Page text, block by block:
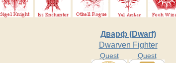
Дварф (Dwarf)
Dwarven Fighter
Quest Quest